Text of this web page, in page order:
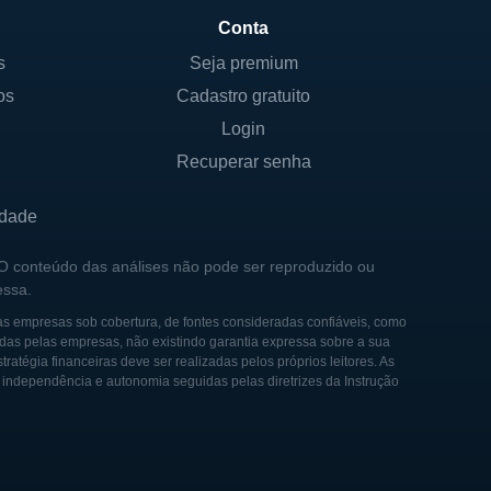
suas ofertas e
ela estar na vanguarda
linha de produtos e na
em tecnologia médica.
se gradualmente no
várias
técnicas.
em procedimentos
essa técnica no campo
dos cuidados ao
Conta
Seja premium
Cadastro gratuito
Login
Recuperar senha
conteúdo das análises não pode ser reproduzido ou
sob cobertura, de fontes consideradas confiáveis, como
pelas empresas, não existindo garantia expressa sobre a sua
financeiras deve ser realizadas pelos próprios leitores. As
e autonomia seguidas pelas diretrizes da Instrução